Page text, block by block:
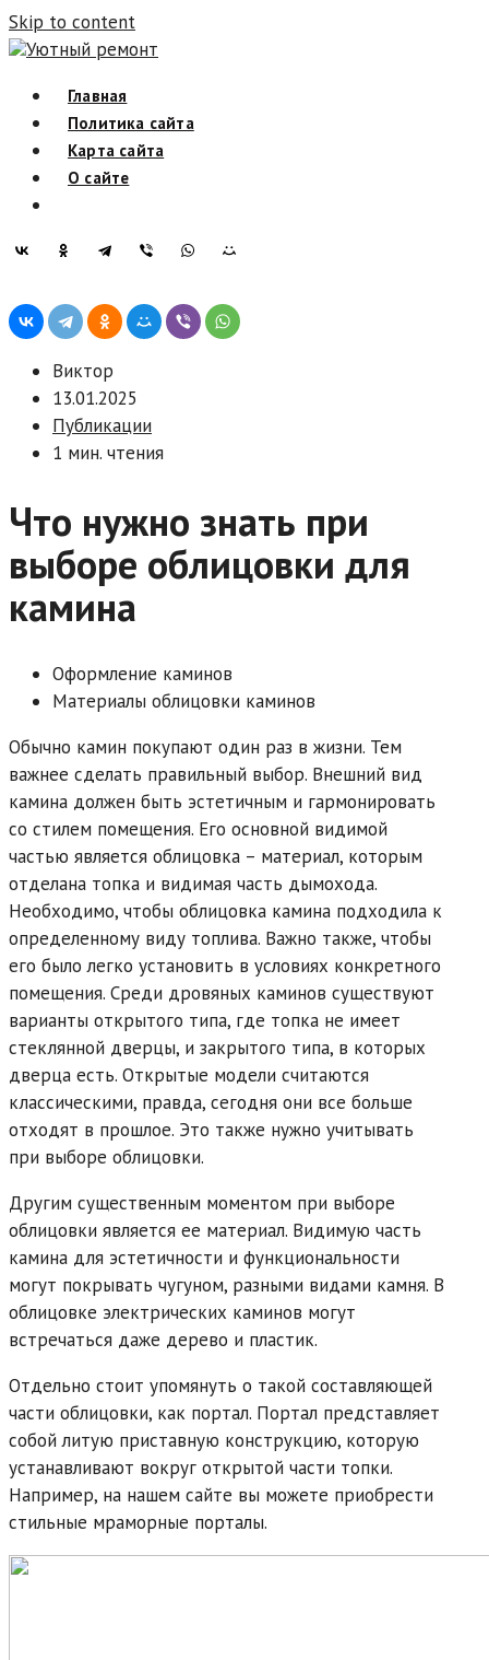
Skip to content
Уютный ремонт
Главная
Политика сайта
Карта сайта
О сайте
Виктор
13.01.2025
Публикации
1 мин. чтения
Что нужно знать при
выборе облицовки для
камина
Оформление каминов
Материалы облицовки каминов
Обычно камин покупают один раз в жизни. Тем
важнее сделать правильный выбор. Внешний вид
камина должен быть эстетичным и гармонировать
со стилем помещения. Его основной видимой
частью является облицовка – материал, которым
отделана топка и видимая часть дымохода.
Необходимо, чтобы облицовка камина подходила к
определенному виду топлива. Важно также, чтобы
его было легко установить в условиях конкретного
помещения. Среди дровяных каминов существуют
варианты открытого типа, где топка не имеет
стеклянной дверцы, и закрытого типа, в которых
дверца есть. Открытые модели считаются
классическими, правда, сегодня они все больше
отходят в прошлое. Это также нужно учитывать
при выборе облицовки.
Другим существенным моментом при выборе
облицовки является ее материал. Видимую часть
камина для эстетичности и функциональности
могут покрывать чугуном, разными видами камня. В
облицовке электрических каминов могут
встречаться даже дерево и пластик.
Отдельно стоит упомянуть о такой составляющей
части облицовки, как портал. Портал представляет
собой литую приставную конструкцию, которую
устанавливают вокруг открытой части топки.
Например, на нашем сайте вы можете приобрести
стильные мраморные порталы.